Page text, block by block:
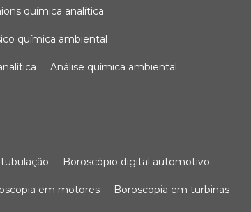
química analítica
química ambiental
análise química ambiental
tubulação boroscópio digital automotivo
em motores boroscopia em turbinas